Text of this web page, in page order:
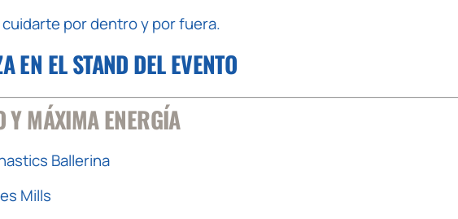
por dentro y por fuera.
EN EL STAND DEL EVENTO
Y MÁXIMA ENERGÍA
Ballerina
Mills